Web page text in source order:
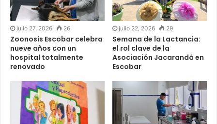
julio 27, 2026 26
Zoonosis Escobar celebra
nueve años con un
hospital totalmente
renovado
julio 22, 2026 29
Semana de la Lactancia:
el rol clave de la
Asociación Jacarandá en
Escobar